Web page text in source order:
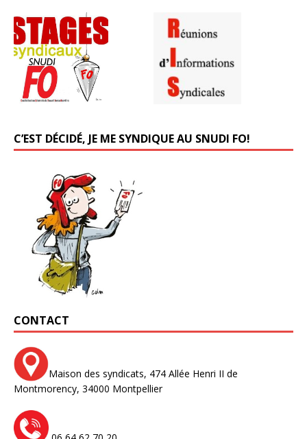
C’EST DÉCIDÉ, JE ME SYNDIQUE AU SNUDI FO!
CONTACT
Maison des syndicats, 474 Allée Henri II de
Montmorency, 34000 Montpellier